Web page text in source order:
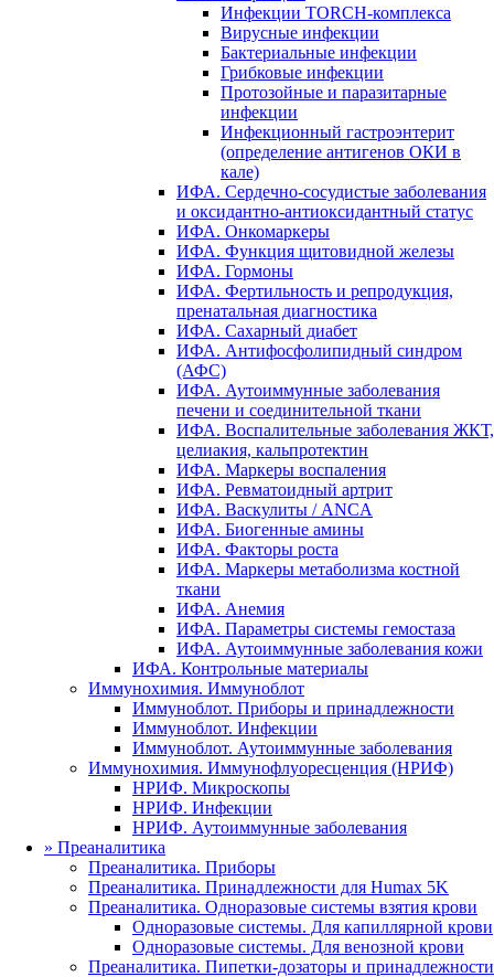
Инфекции TORCH-комплекса
Вирусные инфекции
Бактериальные инфекции
Грибковые инфекции
Протозойные и паразитарные
инфекции
Инфекционный гастроэнтерит
(определение антигенов ОКИ в
кале)
ИФА. Сердечно-сосудистые заболевания
и оксидантно-антиоксидантный статус
ИФА. Онкомаркеры
ИФА. Функция щитовидной железы
ИФА. Гормоны
ИФА. Фертильность и репродукция,
пренатальная диагностика
ИФА. Сахарный диабет
ИФА. Антифосфолипидный синдром
(АФС)
ИФА. Аутоиммунные заболевания
печени и соединительной ткани
ИФА. Воспалительные заболевания ЖКТ,
целиакия, кальпротектин
ИФА. Маркеры воспаления
ИФА. Ревматоидный артрит
ИФА. Васкулиты / ANCA
ИФА. Биогенные амины
ИФА. Факторы роста
ИФА. Маркеры метаболизма костной
ткани
ИФА. Анемия
ИФА. Параметры системы гемостаза
ИФА. Аутоиммунные заболевания кожи
ИФА. Контрольные материалы
Иммунохимия. Иммуноблот
Иммуноблот. Приборы и принадлежности
Иммуноблот. Инфекции
Иммуноблот. Аутоиммунные заболевания
Иммунохимия. Иммунофлуоресценция (НРИФ)
НРИФ. Микроскопы
НРИФ. Инфекции
НРИФ. Аутоиммунные заболевания
» Преаналитика
Преаналитика. Приборы
Преаналитика. Принадлежности для Humax 5K
Преаналитика. Одноразовые системы взятия крови
Одноразовые системы. Для капиллярной крови
Одноразовые системы. Для венозной крови
Преаналитика. Пипетки-дозаторы и принадлежности